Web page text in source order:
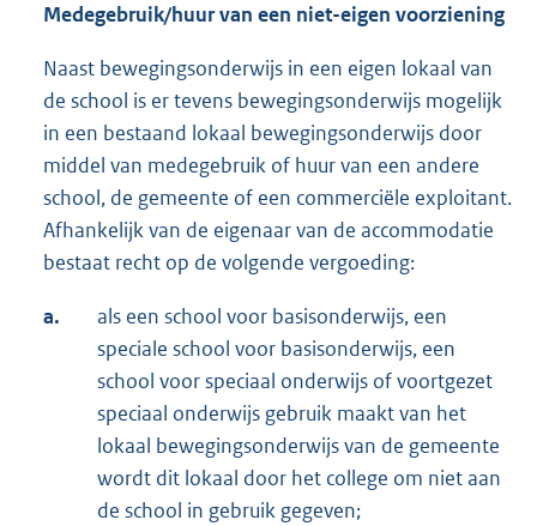
Medegebruik/huur van een niet-eigen voorziening
Naast bewegingsonderwijs in een eigen lokaal van
de school is er tevens bewegingsonderwijs mogelijk
in een bestaand lokaal bewegingsonderwijs door
middel van medegebruik of huur van een andere
school, de gemeente of een commerciële exploitant.
Afhankelijk van de eigenaar van de accommodatie
bestaat recht op de volgende vergoeding:
a.
als een school voor basisonderwijs, een
speciale school voor basisonderwijs, een
school voor speciaal onderwijs of voortgezet
speciaal onderwijs gebruik maakt van het
lokaal bewegingsonderwijs van de gemeente
wordt dit lokaal door het college om niet aan
de school in gebruik gegeven;